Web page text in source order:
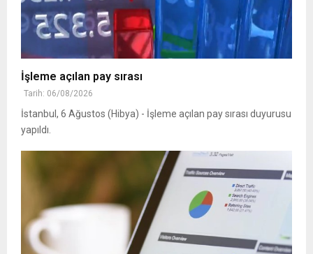
İşleme açılan pay sırası
Tarih: 06/08/2026
İstanbul, 6 Ağustos (Hibya) - İşleme açılan pay sırası duyurusu
yapıldı.